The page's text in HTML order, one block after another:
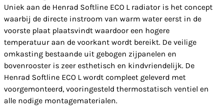
Uniek aan de Henrad Softline ECO L radiator is het concept
waarbij de directe instroom van warm water eerst in de
voorste plaat plaatsvindt waardoor een hogere
temperatuur aan de voorkant wordt bereikt. De veilige
omkasting bestaande uit gebogen zijpanelen en
bovenrooster is zeer esthetisch en kindvriendelijk. De
Henrad Softline ECO L wordt compleet geleverd met
voorgemonteerd, vooringesteld thermostatisch ventiel en
alle nodige montagematerialen.